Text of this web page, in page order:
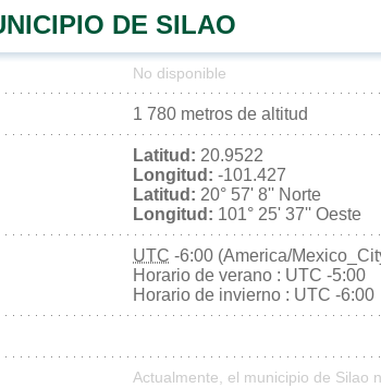
DE SILAO
No disponible
1 780 metros de altitud
Latitud: 20.9522
Longitud: -101.427
Latitud: 20° 57' 8'' Norte
Longitud: 101° 25' 37'' Oeste
UTC -6:00 (America/
Horario de verano : UTC -5:00
Horario de invierno : UTC -6:00
Actualmente, el municipio de Silao